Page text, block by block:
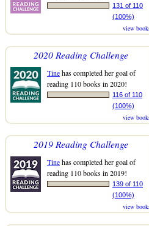
131 of 110
(100%)
view
2020 Reading Challenge
Tinehas completed her goal of
reading 110 books in 2020!
116 of 110
(100%)
view
2019 Reading Challenge
Tinehas completed her goal of
reading 110 books in 2019!
139 of 110
(100%)
view